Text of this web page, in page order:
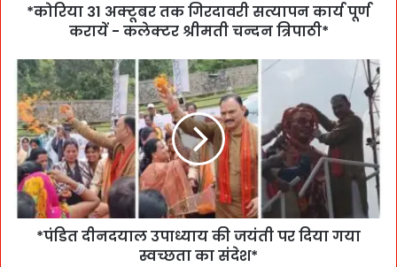
*कोरिया 31 अक्टूबर तक गिरदावरी सत्यापन कार्य पूर्ण
करायें - कलेक्टर श्रीमती चन्दन त्रिपाठी*
*पंडित दीनदयाल उपाध्याय की जयंती पर दिया गया
स्वच्छता का संदेश*